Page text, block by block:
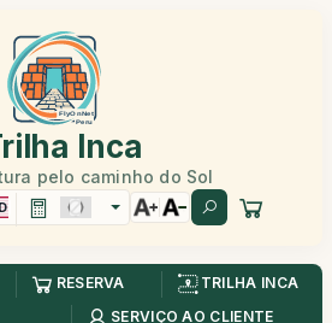
Inca
pelo caminho do Sol
RESERVA
TRILHA INCA
SERVIÇO AO CLIENTE